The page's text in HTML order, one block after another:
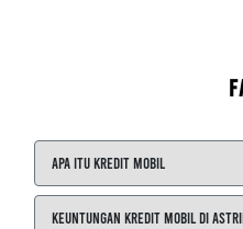
Apa itu Kredit Mobil
Keuntungan Kredit Mobil di